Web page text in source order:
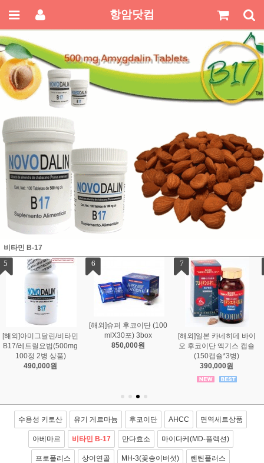
항암닷컴
비타민 B-17
[해외]일본 카네히데 바이
오 후코이단 엑기스 캡슐
(150캡슐*3병)
390,000원
[해외][만다효소]일본 만다
효소 금인 5년 숙성 145g
[해외][만다효소]일본 만다
효소 3년 숙성(145g 3병
상품)
480,000원
수용성 키토산 유기 게르마늄 후코이단 AHCC 면역세트상품
아베마르 비타민 B-17 만다효소 마이다케(MD-플렉션)
프로폴리스 상어연골 MH-3(꽃송이버섯) 렌틴플러스